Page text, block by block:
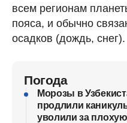
всем регионам
пояса, и обычно
осадков (дождь, снег).
Погода
Морозы в
продлили
уволили за